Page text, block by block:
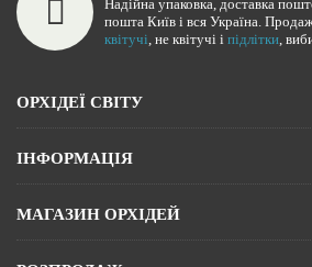
Надійна упаковка, доставка
пошта Київ і вся Україна.
квітучі, не квітучі і підлітки,
ОРХІДЕЇ СВІТУ
ІНФОРМАЦІЯ
МАГАЗИН ОРХІДЕЙ